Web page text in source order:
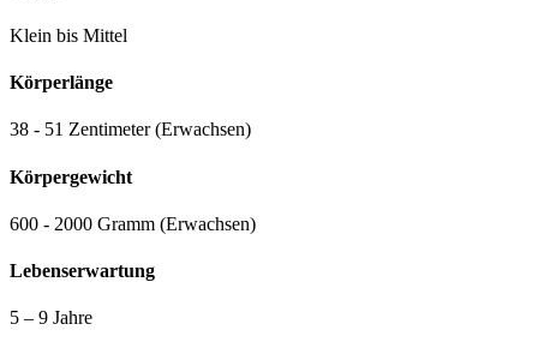
Klein bis Mittel
Körperlänge
38 - 51 Zentimeter (Erwachsen)
Körpergewicht
600 - 2000 Gramm (Erwachsen)
Lebenserwartung
5 – 9 Jahre